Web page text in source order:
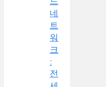
네
트
워
크
:
전